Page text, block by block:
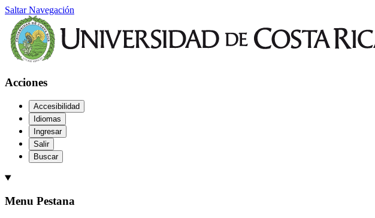
Saltar Navegación
Acciones
Accesibilidad
Idiomas
Ingresar
Salir
Buscar
Menu Pestana